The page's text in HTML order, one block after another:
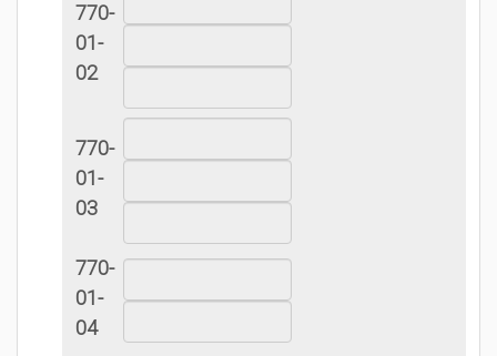
770-
01-
02
770-
01-
03
770-
01-
04